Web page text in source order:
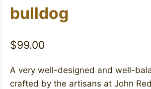
bulldog
$99.00
A very well-designed and well-
crafted by the artisans at John